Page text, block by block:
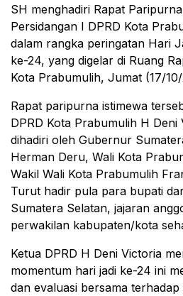
SH menghadiri Rapat
Persidangan I DPRD Kota
dalam rangka peringatan Hari
ke-24, yang digelar di Ruang
Kota Prabumulih, Jumat (17/
Rapat paripurna istimewa
DPRD Kota Prabumulih H
dihadiri oleh Gubernur
Herman Deru, Wali Kota
Wakil Wali Kota Prabumulih
Turut hadir pula para bupati
Sumatera Selatan, jajaran
perwakilan kabupaten/kota
Ketua DPRD H Deni Victoria
momentum hari jadi ke-24 ini
dan evaluasi bersama